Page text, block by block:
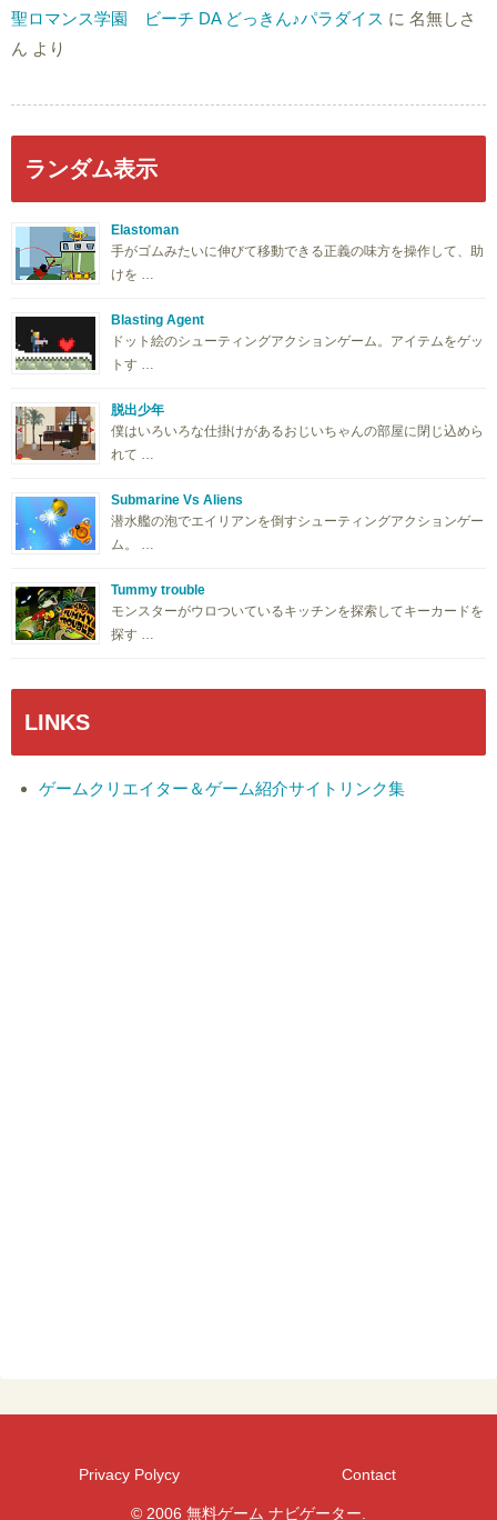
聖ロマンス学園 ビーチ DA どっきん♪パラダイス に 名無しさ
ん より
ランダム表示
Elastoman
手がゴムみたいに伸びて移動できる正義の味方を操作して、助
けを …
Blasting Agent
ドット絵のシューティングアクションゲーム。アイテムをゲッ
トす …
脱出少年
僕はいろいろな仕掛けがあるおじいちゃんの部屋に閉じ込めら
れて …
Submarine Vs Aliens
潜水艦の泡でエイリアンを倒すシューティングアクションゲー
ム。 …
Tummy trouble
モンスターがウロついているキッチンを探索してキーカードを
探す …
LINKS
ゲームクリエイター＆ゲーム紹介サイトリンク集
Privacy Polycy Contact
© 2006 無料ゲーム ナビゲーター.